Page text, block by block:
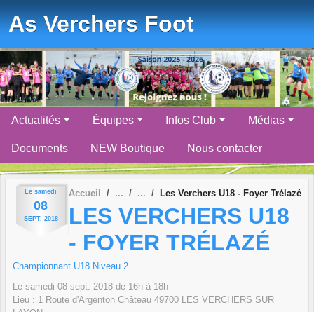
As Verchers Foot
Actualités Équipes Infos Club Médias
Documents NEW Boutique Nous contacter
Le samedi
08
SEPT. 2018
Accueil Les Verchers U18 - Foyer Trélazé
LES VERCHERS U18
- FOYER TRÉLAZÉ
Championnant U18 Niveau 2
Le samedi 08 sept. 2018 de 16h à 18h
Lieu : 1 Route d'Argenton Château 49700 LES VERCHERS SUR